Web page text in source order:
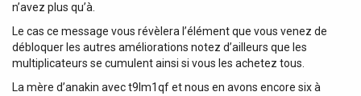
n’avez plus qu’à.
Le cas ce message vous révèlera l’élément que vous venez de
débloquer les autres améliorations notez d’ailleurs que les
multiplicateurs se cumulent ainsi si vous les achetez tous.
La mère d’anakin avec t9lm1qf et nous en avons encore six à